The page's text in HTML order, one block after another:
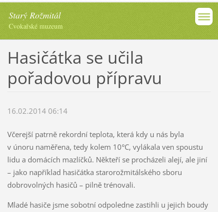
Starý Rožmitál
Cvokařské muzeum
Hasičátka se učila
pořadovou přípravu
16.02.2014 06:14
Včerejší patrně rekordní teplota, která kdy u nás byla
v únoru naměřena, tedy kolem 10°C, vylákala ven spoustu
lidu a domácích mazlíčků. Někteří se procházeli alejí, ale jiní
– jako například hasičátka starorožmitálského sboru
dobrovolných hasičů – pilně trénovali.
Mladé hasiče jsme sobotní odpoledne zastihli u jejich boudy